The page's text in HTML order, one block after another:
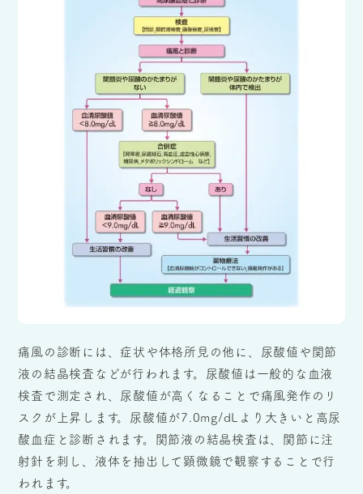
痛風の診断には、症状や体格所見の他に、尿酸値や関節
液の結晶検査などが行われます。尿酸値は一般的な血液
検査で測定され、尿酸値が高くなることで痛風発作のリ
スクが上昇します。尿酸値が7.0mg/dLより大きいと高尿
酸血症と診断されます。関節液の結晶検査は、関節に注
射針を刺し、液体を抽出して顕微鏡で観察することで行
われます。